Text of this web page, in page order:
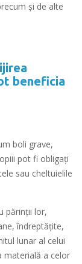
și de alte
beneficia
boli grave,
pot fi obligați
sau cheltuielile
părinții lor,
îndreptățite,
lunar al celui
materială a celor